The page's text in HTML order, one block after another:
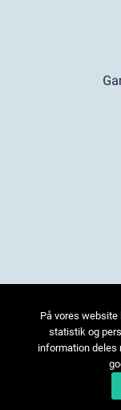
På vores
statistik og
information deles